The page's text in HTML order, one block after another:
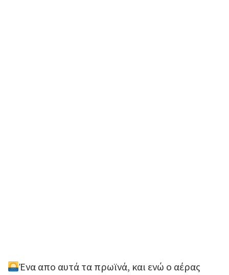
Ένα απο αυτά τα πρωϊνά, και ενώ ο αέρας